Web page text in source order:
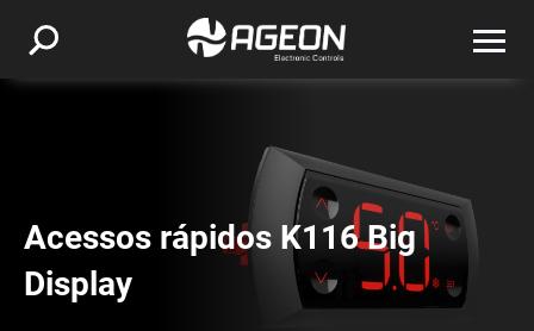
Acessos rápidos K116 Big
Display